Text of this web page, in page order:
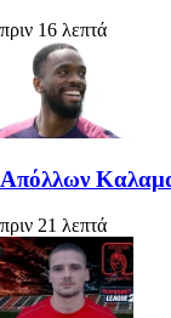
πριν 16 λεπτά
Απόλλων
πριν 21 λεπτά